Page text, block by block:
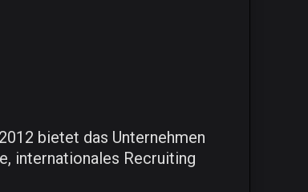
bietet das Unternehmen
internationales Recruiting